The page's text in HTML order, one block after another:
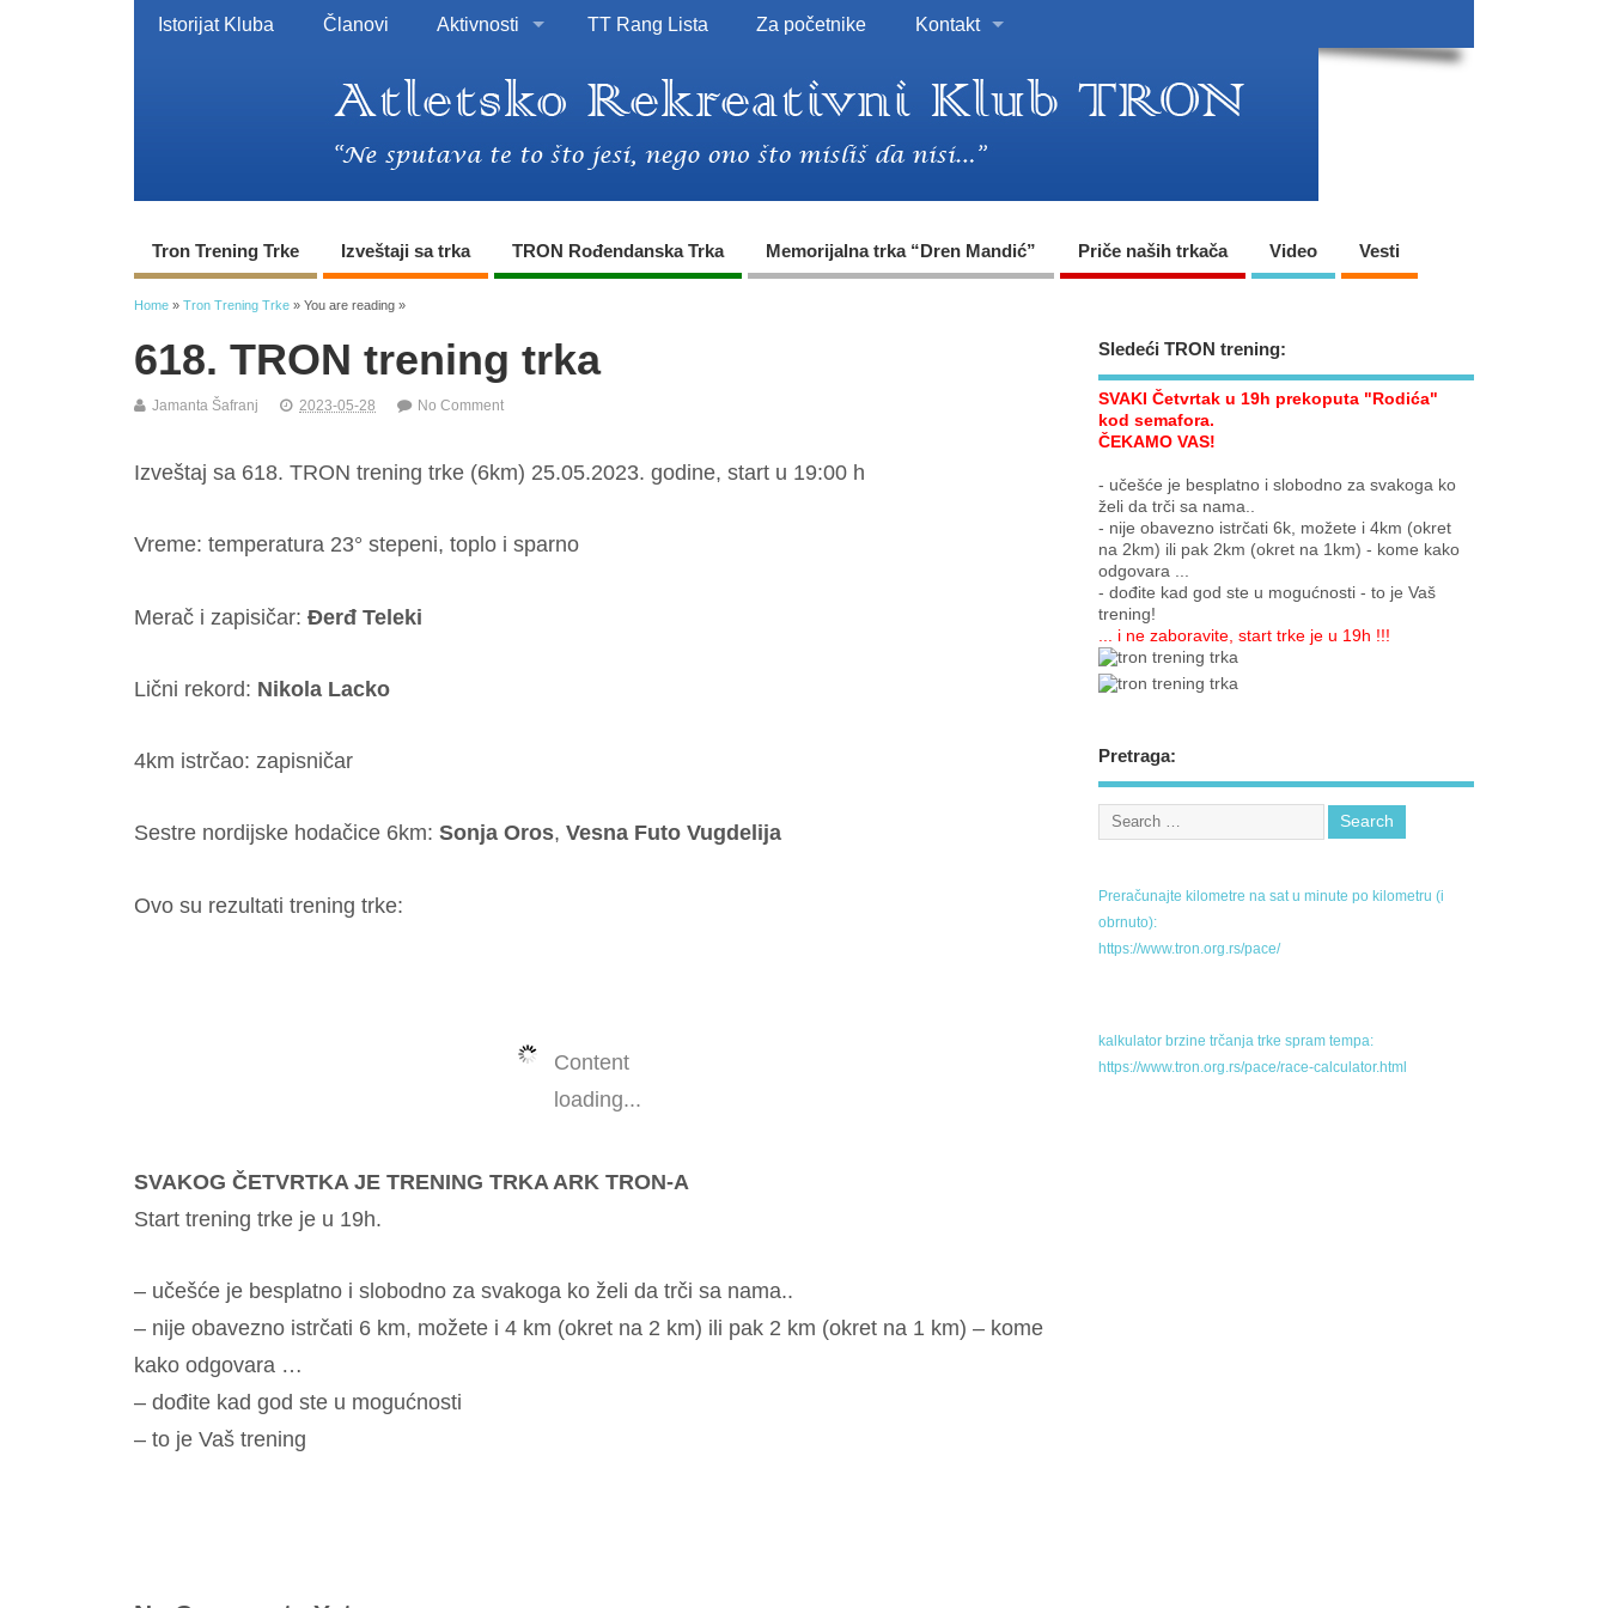
Istorijat Kluba Članovi Aktivnosti TT Rang Lista Za početnike Kontakt
Tron Trening Trke Izveštaji sa trka TRON Rođendanska Trka Memorijalna trka “Dren Mandić” Priče naših trkača Video Vesti
Home » Tron Trening Trke » You are reading »
618. TRON trening trka
Jamanta Šafranj 2023-05-28 No Comment
Izveštaj sa 618. TRON trening trke (6km) 25.05.2023. godine, start u 19:00 h
Vreme: temperatura 23° stepeni, toplo i sparno
Merač i zapisičar: Đerđ Teleki
Lični rekord: Nikola Lacko
4km istrčao: zapisničar
Sestre nordijske hodačice 6km: Sonja Oros, Vesna Futo Vugdelija
Ovo su rezultati trening trke:
Content
loading...
SVAKOG ČETVRTKA JE TRENING TRKA ARK TRON-A
Start trening trke je u 19h.
– učešće je besplatno i slobodno za svakoga ko želi da trči sa nama..
– nije obavezno istrčati 6 km, možete i 4 km (okret na 2 km) ili pak 2 km (okret na 1 km) – kome
kako odgovara …
– dođite kad god ste u mogućnosti
– to je Vaš trening
Sledeći TRON trening:
SVAKI Četvrtak u 19h prekoputa "Rodića"
kod semafora.
ČEKAMO VAS!
- učešće je besplatno i slobodno za svakoga ko
želi da trči sa nama..
- nije obavezno istrčati 6k, možete i 4km (okret
na 2km) ili pak 2km (okret na 1km) - kome kako
odgovara ...
- dođite kad god ste u mogućnosti - to je Vaš
trening!
... i ne zaboravite, start trke je u 19h !!!
Pretraga:
Preračunajte kilometre na sat u minute po kilometru (i
obrnuto):
https://www.tron.org.rs/pace/
kalkulator brzine trčanja trke spram tempa:
https://www.tron.org.rs/pace/race-calculator.html